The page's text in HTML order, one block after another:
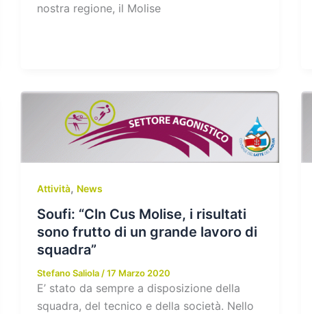
nostra regione, il Molise
Attività, News
Soufi: “Cln Cus Molise, i risultati
sono frutto di un grande lavoro di
squadra”
Stefano Saliola/17 Marzo 2020
E’ stato da sempre a disposizione della
squadra, del tecnico e della società. Nello